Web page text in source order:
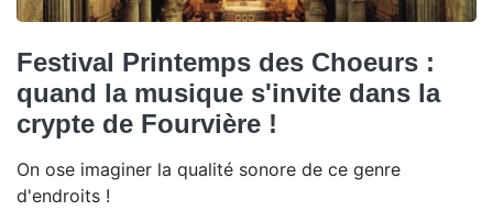
Festival Printemps des Choeurs :
quand la musique s'invite dans la
crypte de Fourvière !
On ose imaginer la qualité sonore de ce genre
d'endroits !